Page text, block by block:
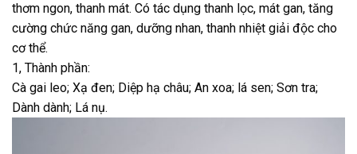
thơm ngon, thanh mát. Có tác dụng thanh lọc, mát gan, tăng
cường chức năng gan, dưỡng nhan, thanh nhiệt giải độc cho
cơ thể.
1, Thành phần:
Cà gai leo; Xạ đen; Diệp hạ châu; An xoa; lá sen; Sơn tra;
Dành dành; Lá nụ.